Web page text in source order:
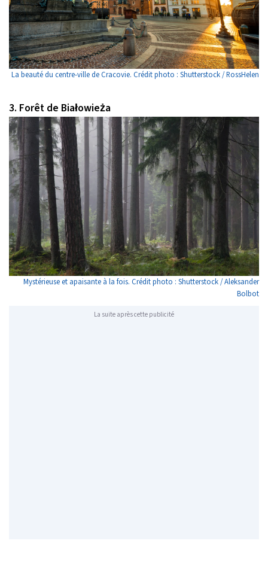
La beauté du centre-ville de Cracovie. Crédit photo : Shutterstock / RossHelen
3. Forêt de Białowieża
Mystérieuse et apaisante à la fois. Crédit photo : Shutterstock / Aleksander
Bolbot
La suite après cette publicité